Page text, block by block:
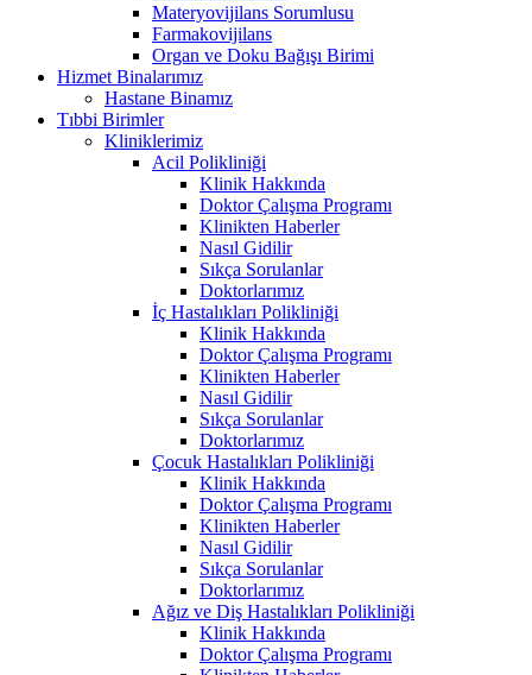
Materyovijilans Sorumlusu
Farmakovijilans
Organ ve Doku Bağışı Birimi
Hizmet Binalarımız
Hastane Binamız
Tıbbi Birimler
Kliniklerimiz
Acil Polikliniği
Klinik Hakkında
Doktor Çalışma Programı
Klinikten Haberler
Nasıl Gidilir
Sıkça Sorulanlar
Doktorlarımız
İç Hastalıkları Polikliniği
Klinik Hakkında
Doktor Çalışma Programı
Klinikten Haberler
Nasıl Gidilir
Sıkça Sorulanlar
Doktorlarımız
Çocuk Hastalıkları Polikliniği
Klinik Hakkında
Doktor Çalışma Programı
Klinikten Haberler
Nasıl Gidilir
Sıkça Sorulanlar
Doktorlarımız
Ağız ve Diş Hastalıkları Polikliniği
Klinik Hakkında
Doktor Çalışma Programı